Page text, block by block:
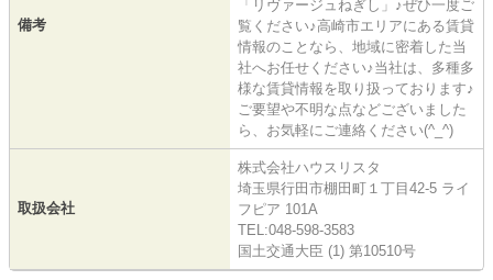
備考
「リヴァージュねぎし」♪ぜひ一度ご
覧ください♪高崎市エリアにある賃貸
情報のことなら、地域に密着した当
社へお任せください♪当社は、多種多
様な賃貸情報を取り扱っております♪
ご要望や不明な点などございました
ら、お気軽にご連絡ください(^_^)
取扱会社
株式会社ハウスリスタ
埼玉県行田市棚田町１丁目42-5 ライ
フピア 101A
TEL:048-598-3583
国土交通大臣 (1) 第10510号